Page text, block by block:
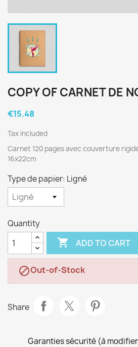
COPY OF CARNET DE
€15.48
Tax included
Carnet 120 pages avec couverture
16x22cm
Type de papier: Ligné
Quantity
 ADD TO CART
Out-of-Stock
Share
Garanties sécurité (à